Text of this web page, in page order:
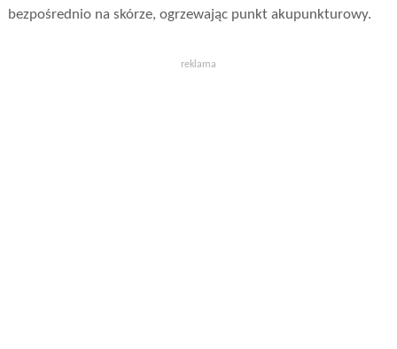
bezpośrednio na skórze, ogrzewając punkt akupunkturowy.
reklama